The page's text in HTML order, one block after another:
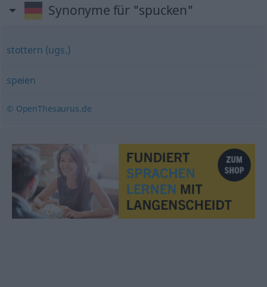
Synonyme für "spucken"
stottern (ugs.)
speien
© OpenThesaurus.de